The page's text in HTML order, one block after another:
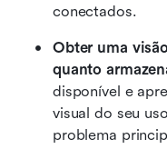
conectados.
Obter uma
quanto
disponível e
visual do seu
problema